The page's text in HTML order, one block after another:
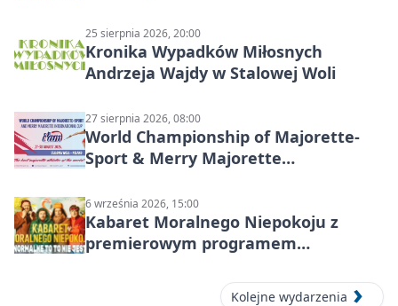
25 sierpnia 2026, 20:00
Kronika Wypadków Miłosnych
Andrzeja Wajdy w Stalowej Woli
27 sierpnia 2026, 08:00
World Championship of Majorette-
Sport & Merry Majorette
Woli
6 września 2026, 15:00
Kabaret Moralnego Niepokoju z
premierowym programem
Kolejne wydarzenia